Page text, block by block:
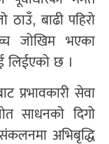
ठाउँ, बाढी पहिरो
जोखिम भएका
लिईएको छ ।
प्रभावकारी सेवा
साधनको दिगो
अभिबृद्धि